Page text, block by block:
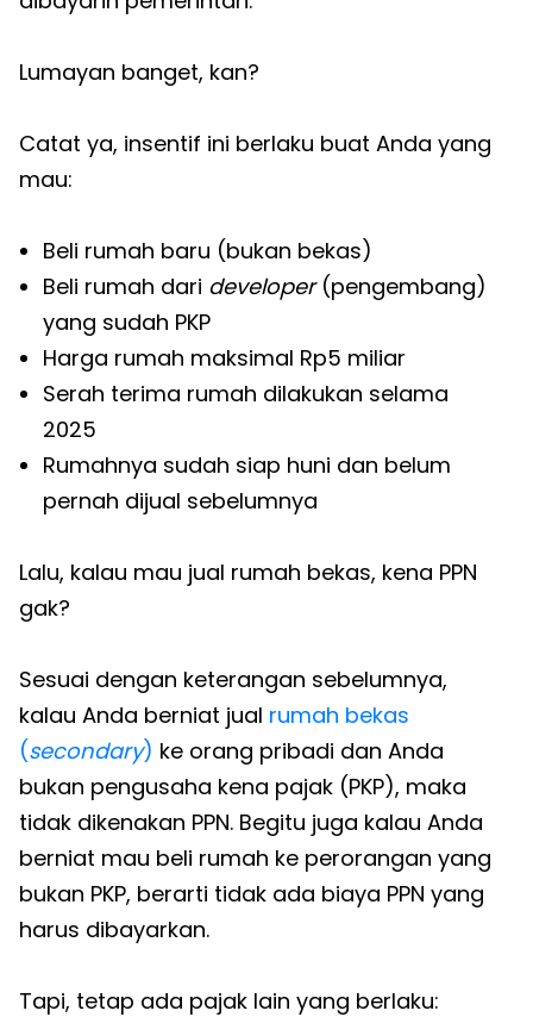
Lumayan banget, kan?
Catat ya, insentif ini berlaku buat Anda yang
mau:
Beli rumah baru (bukan bekas)
Beli rumah dari developer(pengembang)
yang sudah PKP
Harga rumah maksimal Rp5 miliar
Serah terima rumah dilakukan selama
2025
Rumahnya sudah siap huni dan belum
pernah dijual sebelumnya
Lalu, kalau mau jual rumah bekas, kena PPN
gak?
Sesuai dengan keterangan sebelumnya,
kalau Anda berniat jual rumah bekas
(secondary) ke orang pribadi dan Anda
bukan pengusaha kena pajak (PKP), maka
tidak dikenakan PPN. Begitu juga kalau Anda
berniat mau beli rumah ke perorangan yang
bukan PKP, berarti tidak ada biaya PPN yang
harus dibayarkan.
Tapi, tetap ada pajak lain yang berlaku: